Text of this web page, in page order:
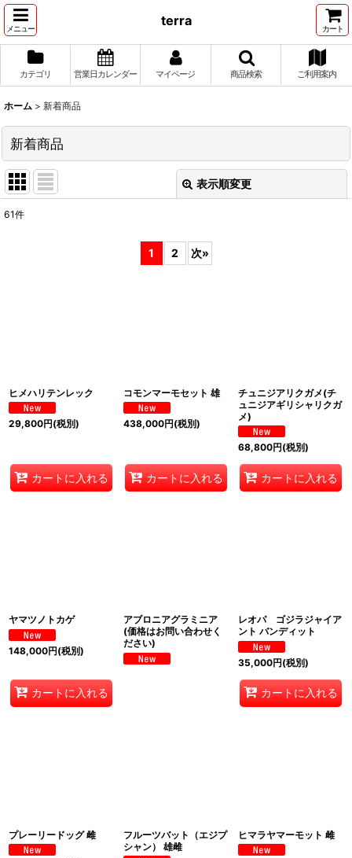
メニュー
terra
カート
カテゴリ 営業日カレンダー マイページ 商品検索 ご利用案内
ホーム > 新着商品
新着商品
表示順変更
61件
1 2 次»
ヒメハリテンレック
29,800円(税別)
カートに入れる
コモンマーモセット 雄
438,000円(税別)
カートに入れる
チュニジアリクガメ(チ
ュニジアギリシャリクガ
メ)
68,800円(税別)
カートに入れる
ヤマツノトカゲ
148,000円(税別)
カートに入れる
アブロニアグラミニア
(価格はお問い合わせく
ださい)
レオパ ゴジラジャイア
ント バンディット
35,000円(税別)
カートに入れる
プレーリードッグ 雌
フルーツバット（エジプ
シャン） 雄雌
ヒマラヤマーモット 雌